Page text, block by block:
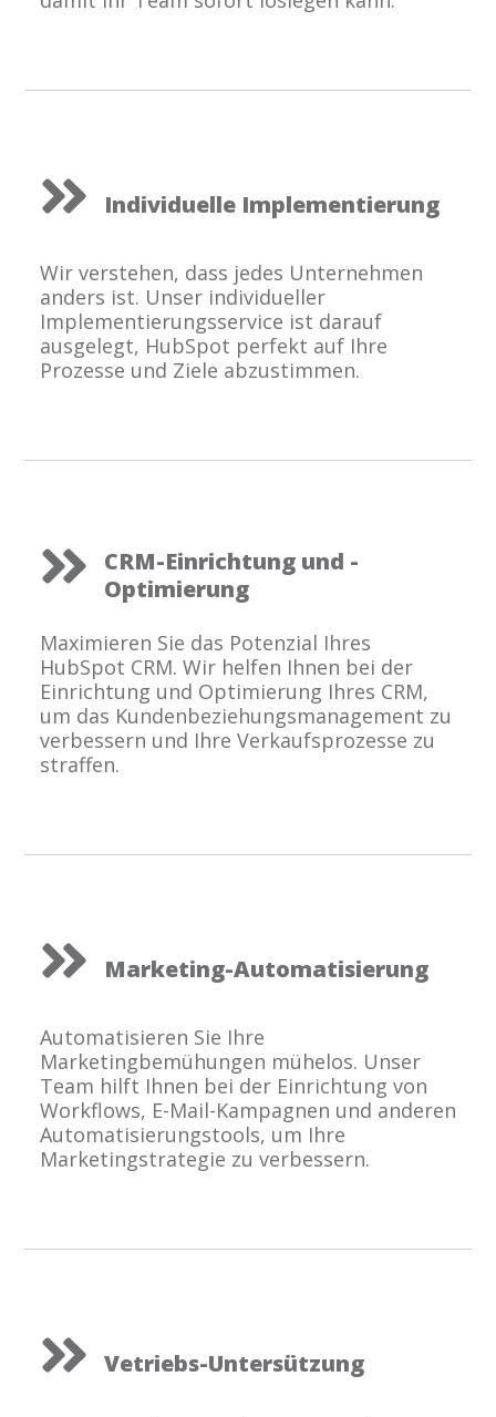
Individuelle Implementierung
Wir verstehen, dass jedes Unternehmen
anders ist. Unser individueller
Implementierungsservice ist darauf
ausgelegt, HubSpot perfekt auf Ihre
Prozesse und Ziele abzustimmen.
CRM-Einrichtung und -
Optimierung
Maximieren Sie das Potenzial Ihres
HubSpot CRM. Wir helfen Ihnen bei der
Einrichtung und Optimierung Ihres CRM,
um das Kundenbeziehungsmanagement zu
verbessern und Ihre Verkaufsprozesse zu
straffen.
Marketing-Automatisierung
Automatisieren Sie Ihre
Marketingbemühungen mühelos. Unser
Team hilft Ihnen bei der Einrichtung von
Workflows, E-Mail-Kampagnen und anderen
Automatisierungstools, um Ihre
Marketingstrategie zu verbessern.
Vetriebs-Untersützung